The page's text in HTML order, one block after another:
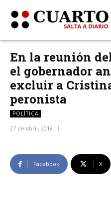
En la reunión
el gobernador
excluir a
peronista
POLÍTICA
27 de abril, 2018
Facebook X